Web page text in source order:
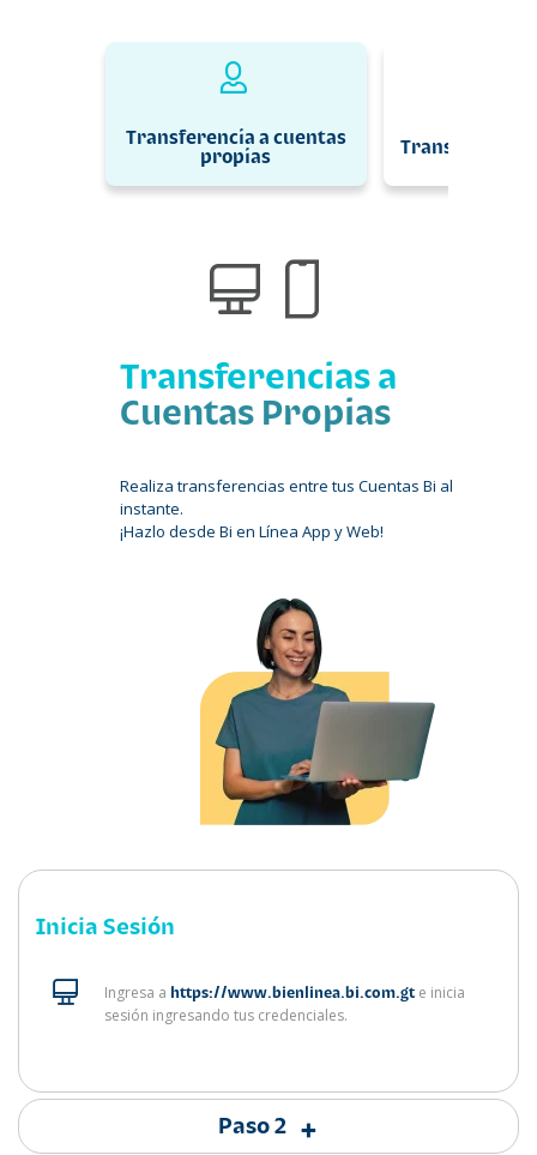
Transferencia a cuentas
propias
Transferencia
Transferencias a
Cuentas Propias
Realiza transferencias entre tus Cuentas Bi al
instante.
¡Hazlo desde Bi en Línea App y Web!
Inicia Sesión
Ingresa a https://www.bienlinea.bi.com.gt e inicia
sesión ingresando tus credenciales.
+
Paso 2